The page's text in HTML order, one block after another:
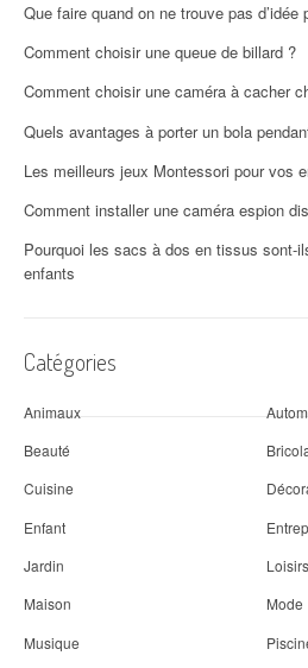
Que faire quand on ne trouve pas d’idée
Comment choisir une queue de billard ?
Comment choisir une caméra à cacher
Quels avantages à porter un bola
Les meilleurs jeux Montessori pour vos
Comment installer une caméra espion
Pourquoi les sacs à dos en tissus sont-
enfants
Catégories
Animaux
Beauté
Cuisine
Enfant
Jardin
Loisirs
Maison
Mode
Musique